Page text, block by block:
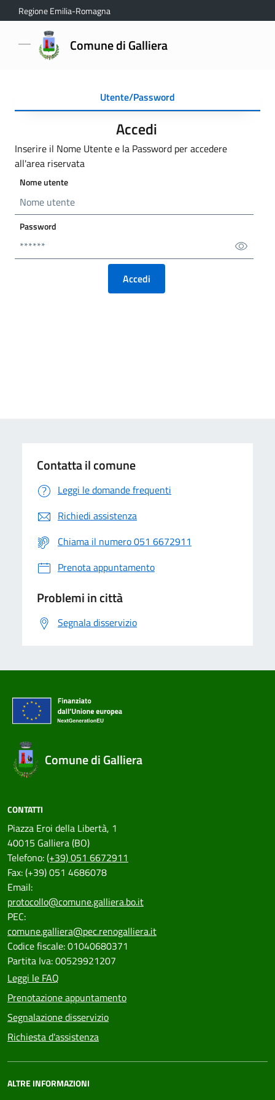
Regione Emilia-Romagna
Comune di Galliera
Utente/Password
Accedi
Inserire il Nome Utente e la Password per accedere
all'area riservata
Nome utente
Password
Contatta il comune
Leggi le domande frequenti
Richiedi assistenza
Chiama il numero 051 6672911
Prenota appuntamento
Problemi in città
Segnala disservizio
Comune di Galliera
CONTATTI
Piazza Eroi della Libertà, 1
40015 Galliera (BO)
Telefono:(+39) 051 6672911
Fax: (+39) 051 4686078
Email:
protocollo@comune.galliera.bo.it
PEC:
comune.galliera@pec.renogalliera.it
Codice fiscale: 01040680371
Partita Iva: 00529921207
Leggi le FAQ
Prenotazione appuntamento
Segnalazione disservizio
Richiesta d'assistenza
ALTRE INFORMAZIONI